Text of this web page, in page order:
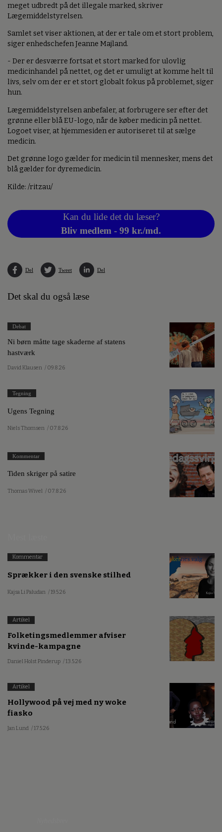
meget udbredt på det illegale marked, skriver
Lægemiddelstyrelsen.
Samlet set viser aktionen, at der er tale om et stort problem,
siger enhedschefen Jeanne Majland.
- Der er desværre fortsat et stort marked for ulovlig
medicinhandel på nettet, og det er umuligt at komme helt til
livs, selv om der er et stort globalt fokus på problemet, siger
hun.
Lægemiddelstyrelsen anbefaler, at forbrugere ser efter det
grønne eller blå EU-logo, når de køber medicin på nettet.
Logoet viser, at hjemmesiden er autoriseret til at sælge
medicin.
Det grønne logo gælder for medicin til mennesker, mens det
blå gælder for dyremedicin.
Kilde: /ritzau/
Kan du lide det du læser?
Bliv medlem - 99 kr./md.
Del Tweet Del
Det skal du også læse
Debat
Ni børn måtte tage skaderne af statens
hastværk
David Klausen / 09.8.26
Tegning
Ugens Tegning
Niels Thomsen / 07.8.26
Kommentar
Tiden skriger på satire
Thomas Wivel / 07.8.26
Kommentar
Sprækker i den svenske stilhed
Kajsa Li Paludan / 19.5.26
Artikel
Folketingsmedlemmer afviser
kvinde-kampagne
Daniel Holst Pinderup / 13.5.26
Artikel
Hollywood på vej med ny woke
fiasko
Jan Lund / 17.5.26